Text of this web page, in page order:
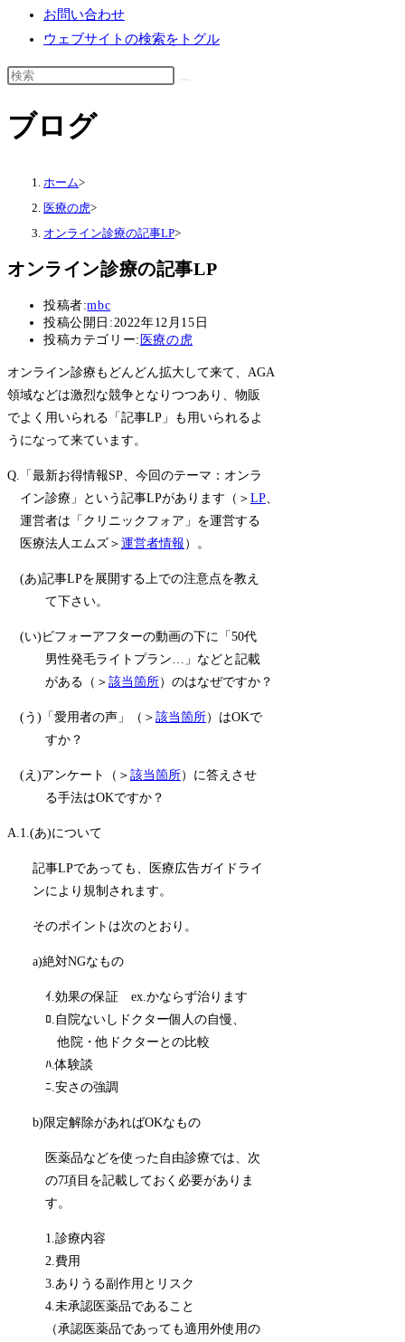
お問い合わせ
ウェブサイトの検索をトグル
ブログ
ホーム>
医療の虎>
オンライン診療の記事LP>
オンライン診療の記事LP
投稿者:mbc
投稿公開日:2022年12月15日
投稿カテゴリー: 医療の虎
オンライン診療もどんどん拡大して来て、AGA
領域などは激烈な競争となりつつあり、物販
でよく用いられる「記事LP」も用いられるよ
うになって来ています。
Q.「最新お得情報SP、今回のテーマ：オンラ
イン診療」という記事LPがあります（＞ LP、
運営者は「クリニックフォア」を運営する
医療法人エムズ＞ 運営者情報 ）。
(あ)記事LPを展開する上での注意点を教え
て下さい。
(い)ビフォーアフターの動画の下に「50代
男性発毛ライトプラン…」などと記載
がある（＞ 該当箇所）のはなぜですか？
(う)「愛用者の声」（＞ 該当箇所）はOKで
すか？
(え)アンケート（＞ 該当箇所）に答えさせ
る手法はOKですか？
A.1.(あ)について
記事LPであっても、医療広告ガイドライ
ンにより規制されます。
そのポイントは次のとおり。
a)絶対NGなもの
ｲ.効果の保証 ex.かならず治ります
ﾛ.自院ないしドクター個人の自慢、
他院・他ドクターとの比較
ﾊ.体験談
ﾆ.安さの強調
b)限定解除があればOKなもの
医薬品などを使った自由診療では、次
の7項目を記載しておく必要がありま
す。
1.診療内容
2.費用
3.ありうる副作用とリスク
4.未承認医薬品であること
（承認医薬品であっても適用外使用の